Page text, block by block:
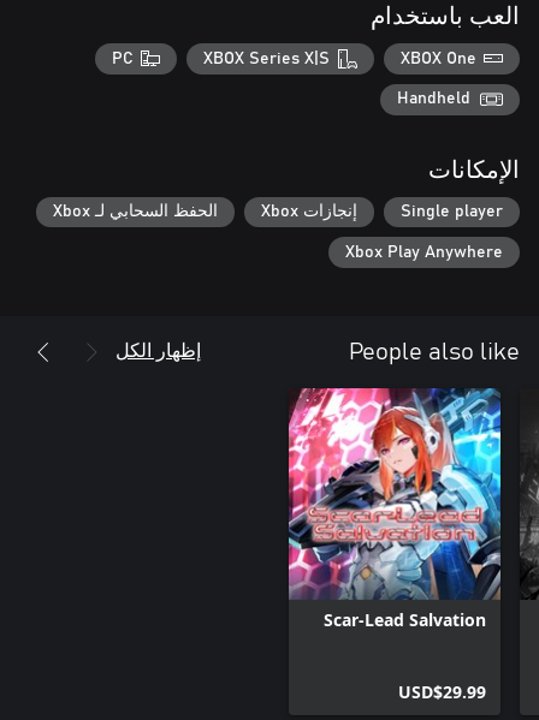
العب باستخدام
XBOX One
XBOX Series X|S
PC
Handheld
الإمكانات
Single player إنجازات Xbox الحفظ السحابي لـ Xbox
Xbox Play Anywhere
People also like إظهار الكل
Scar-Lead Salvation
USD$29.99